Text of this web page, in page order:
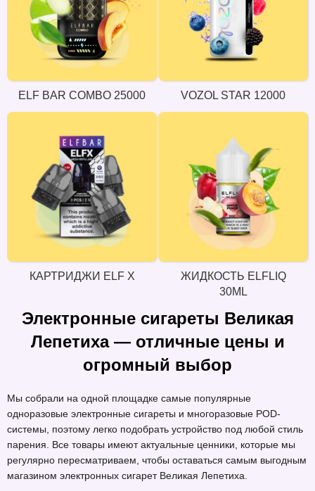
ELF BAR COMBO 25000 VOZOL STAR 12000
КАРТРИДЖИ ELF X
ЖИДКОСТЬ ELFLIQ
30ML
Электронные сигареты Великая
Лепетиха — отличные цены и
огромный выбор
Мы собрали на одной площадке самые популярные
одноразовые электронные сигареты и многоразовые POD-
системы, поэтому легко подобрать устройство под любой стиль
парения. Все товары имеют актуальные ценники, которые мы
регулярно пересматриваем, чтобы оставаться самым выгодным
магазином электронных сигарет Великая Лепетиха.